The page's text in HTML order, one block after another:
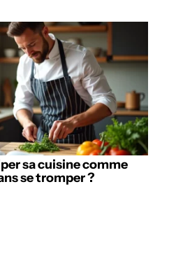
sa cuisine comme
se tromper ?